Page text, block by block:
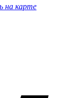
на карте